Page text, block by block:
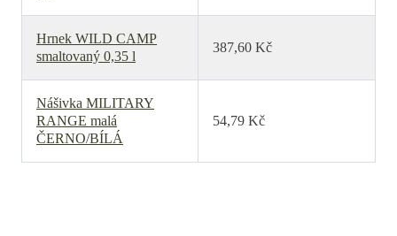
Hrnek WILD CAMP
smaltovaný 0,35 l
387,60 Kč
Nášivka MILITARY
RANGE malá
ČERNO/BÍLÁ
54,79 Kč